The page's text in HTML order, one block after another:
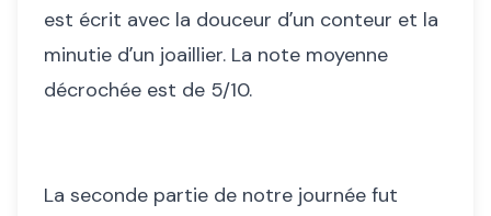
est écrit avec la douceur dʼun conteur et la
minutie dʼun joaillier. La note moyenne
décrochée est de 5/10.
La seconde partie de notre journée fut